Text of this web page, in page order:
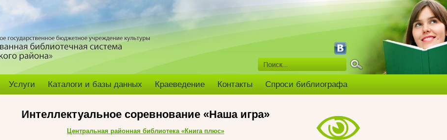
Услуги Каталоги и базы данных Краеведение Контакты Спроси библиографа
Интеллектуальное соревнование «Наша игра»
Центральная районная библиотека «Книга плюс»